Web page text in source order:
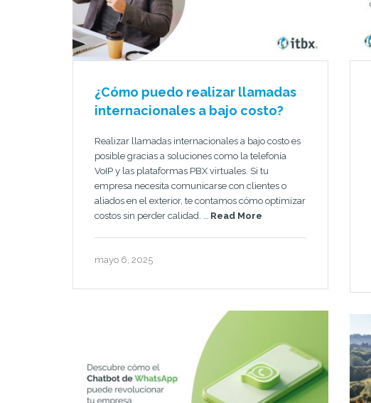
¿Cómo puedo realizar llamadas
internacionales a bajo costo?
Realizar llamadas internacionales a bajo costo es
posible gracias a soluciones como la telefonía
VoIP y las plataformas PBX virtuales. Si tu
empresa necesita comunicarse con clientes o
aliados en el exterior, te contamos cómo optimizar
costos sin perder calidad. … Read More
mayo 6, 2025